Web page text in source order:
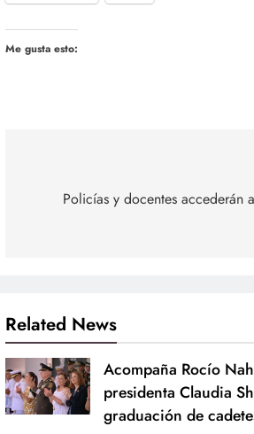
Me gusta esto:
Policías y docentes accederán
Related News
Acompaña Rocío
presidenta Claudia
graduación de